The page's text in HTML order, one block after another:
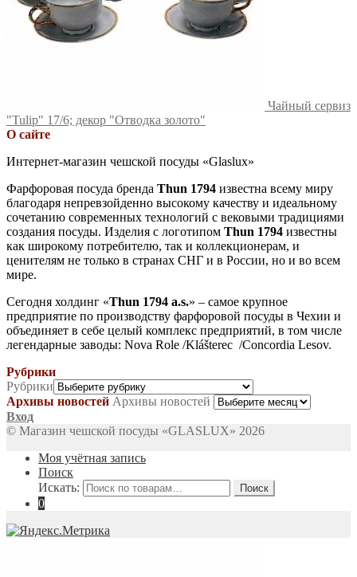
Чайный сервиз
"Tulip" 17/6; декор "Отводка золото"
О сайте
Интернет-магазин чешской посуды «Glaslux»
Фарфоровая посуда бренда Thun 1794 известна всему миру
благодаря непревзойденно высокому качеству и идеальному
сочетанию современных технологий с вековыми традициями
создания посуды. Изделия с логотипом Thun 1794 известны
как широкому потребителю, так и коллекционерам, и
ценителям не только в странах СНГ и в России, но и во всем
мире.
Сегодня холдинг «Thun 1794 a.s.» – самое крупное
предприятие по производству фарфоровой посуды в Чехии и
объединяет в себе целый комплекс предприятий, в том числе
легендарные заводы: Nova Role /Klášterec /Concordia Lesov.
Рубрики
Рубрики
Архивы новостей Архивы новостей
Вход
© Магазин чешской посуды «GLASLUX» 2026
Моя учётная запись
Поиск
Искать:
Поиск
0